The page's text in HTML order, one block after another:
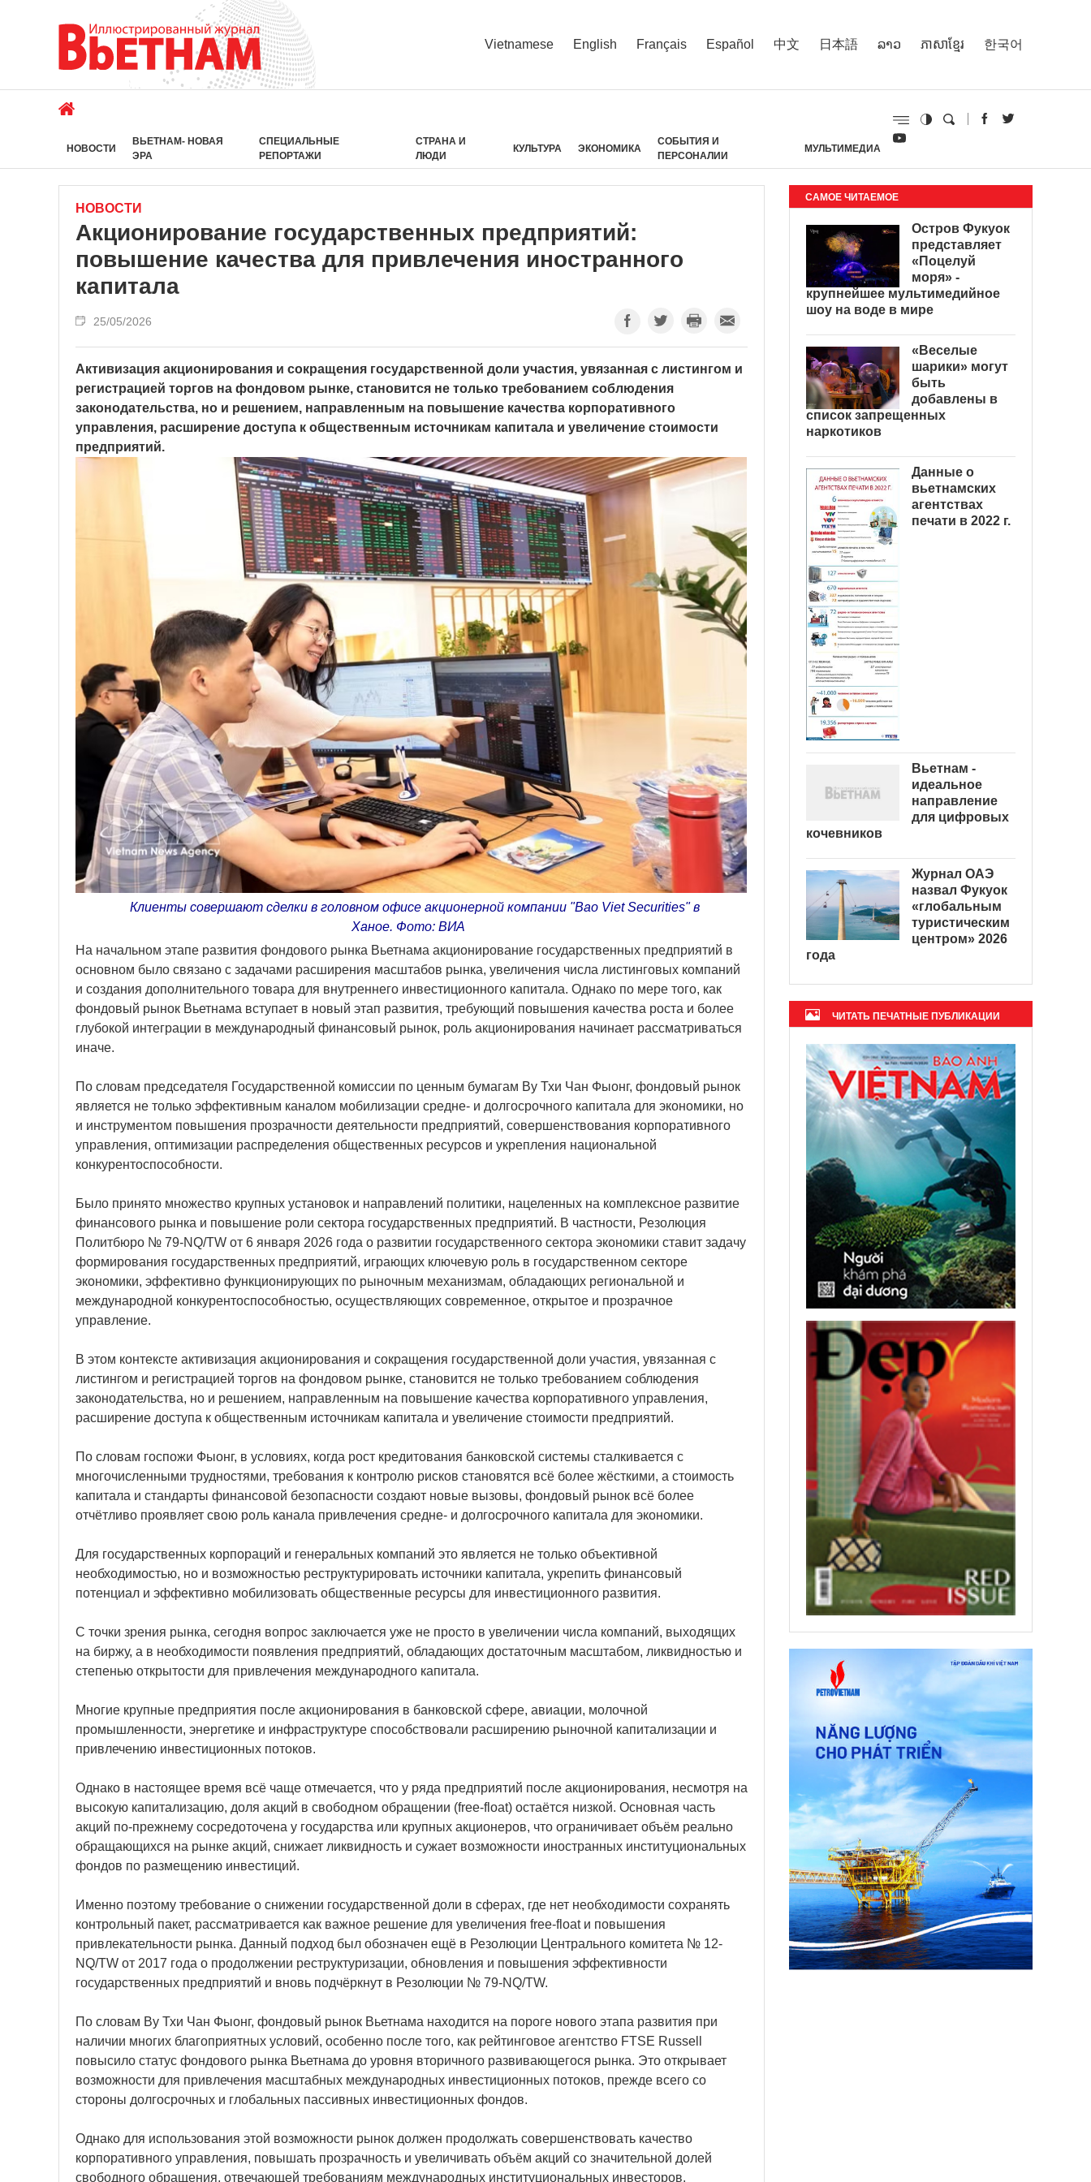
Vietnamese English Français Español 中文 日本語 ລາວ ភាសាខ្មែរ 한국어
НОВОСТИ
ВЬЕТНАМ- НОВАЯ
ЭРА
СПЕЦИАЛЬНЫЕ
РЕПОРТАЖИ
СТРАНА И
ЛЮДИ
КУЛЬТУРА ЭКОНОМИКА
СОБЫТИЯ И
ПЕРСОНАЛИИ
МУЛЬТИМЕДИА
НОВОСТИ
Акционирование государственных предприятий:
повышение качества для привлечения иностранного
капитала
25/05/2026
Активизация акционирования и сокращения государственной доли участия, увязанная с листингом и
регистрацией торгов на фондовом рынке, становится не только требованием соблюдения
законодательства, но и решением, направленным на повышение качества корпоративного
управления, расширение доступа к общественным источникам капитала и увеличение стоимости
предприятий.
Клиенты совершают сделки в головном офисе акционерной компании "Bao Viet Securities" в
Ханое. Фото: ВИА
На начальном этапе развития фондового рынка Вьетнама акционирование государственных предприятий в
основном было связано с задачами расширения масштабов рынка, увеличения числа листинговых компаний
и создания дополнительного товара для внутреннего инвестиционного капитала. Однако по мере того, как
фондовый рынок Вьетнама вступает в новый этап развития, требующий повышения качества роста и более
глубокой интеграции в международный финансовый рынок, роль акционирования начинает рассматриваться
иначе.
По словам председателя Государственной комиссии по ценным бумагам Ву Тхи Чан Фыонг, фондовый рынок
является не только эффективным каналом мобилизации средне- и долгосрочного капитала для экономики, но
и инструментом повышения прозрачности деятельности предприятий, совершенствования корпоративного
управления, оптимизации распределения общественных ресурсов и укрепления национальной
конкурентоспособности.
Было принято множество крупных установок и направлений политики, нацеленных на комплексное развитие
финансового рынка и повышение роли сектора государственных предприятий. В частности, Резолюция
Политбюро № 79-NQ/TW от 6 января 2026 года о развитии государственного сектора экономики ставит задачу
формирования государственных предприятий, играющих ключевую роль в государственном секторе
экономики, эффективно функционирующих по рыночным механизмам, обладающих региональной и
международной конкурентоспособностью, осуществляющих современное, открытое и прозрачное
управление.
В этом контексте активизация акционирования и сокращения государственной доли участия, увязанная с
листингом и регистрацией торгов на фондовом рынке, становится не только требованием соблюдения
законодательства, но и решением, направленным на повышение качества корпоративного управления,
расширение доступа к общественным источникам капитала и увеличение стоимости предприятий.
По словам госпожи Фыонг, в условиях, когда рост кредитования банковской системы сталкивается с
многочисленными трудностями, требования к контролю рисков становятся всё более жёсткими, а стоимость
капитала и стандарты финансовой безопасности создают новые вызовы, фондовый рынок всё более
отчётливо проявляет свою роль канала привлечения средне- и долгосрочного капитала для экономики.
Для государственных корпораций и генеральных компаний это является не только объективной
необходимостью, но и возможностью реструктурировать источники капитала, укрепить финансовый
потенциал и эффективно мобилизовать общественные ресурсы для инвестиционного развития.
С точки зрения рынка, сегодня вопрос заключается уже не просто в увеличении числа компаний, выходящих
на биржу, а в необходимости появления предприятий, обладающих достаточным масштабом, ликвидностью и
степенью открытости для привлечения международного капитала.
Многие крупные предприятия после акционирования в банковской сфере, авиации, молочной
промышленности, энергетике и инфраструктуре способствовали расширению рыночной капитализации и
привлечению инвестиционных потоков.
Однако в настоящее время всё чаще отмечается, что у ряда предприятий после акционирования, несмотря на
высокую капитализацию, доля акций в свободном обращении (free-float) остаётся низкой. Основная часть
акций по-прежнему сосредоточена у государства или крупных акционеров, что ограничивает объём реально
обращающихся на рынке акций, снижает ликвидность и сужает возможности иностранных институциональных
фондов по размещению инвестиций.
Именно поэтому требование о снижении государственной доли в сферах, где нет необходимости сохранять
контрольный пакет, рассматривается как важное решение для увеличения free-float и повышения
привлекательности рынка. Данный подход был обозначен ещё в Резолюции Центрального комитета № 12-
NQ/TW от 2017 года о продолжении реструктуризации, обновления и повышения эффективности
государственных предприятий и вновь подчёркнут в Резолюции № 79-NQ/TW.
По словам Ву Тхи Чан Фыонг, фондовый рынок Вьетнама находится на пороге нового этапа развития при
наличии многих благоприятных условий, особенно после того, как рейтинговое агентство FTSE Russell
повысило статус фондового рынка Вьетнама до уровня вторичного развивающегося рынка. Это открывает
возможности для привлечения масштабных международных инвестиционных потоков, прежде всего со
стороны долгосрочных и глобальных пассивных инвестиционных фондов.
Однако для использования этой возможности рынок должен продолжать совершенствовать качество
корпоративного управления, повышать прозрачность и увеличивать объём акций со значительной долей
свободного обращения, отвечающей требованиям международных институциональных инвесторов.
САМОЕ ЧИТАЕМОЕ
Остров Фукуок
представляет
«Поцелуй
моря» -
крупнейшее мультимедийное
шоу на воде в мире
«Веселые
шарики» могут
быть
добавлены в
список запрещенных
наркотиков
Данные о
вьетнамских
агентствах
печати в 2022 г.
Вьетнам -
идеальное
направление
для цифровых
кочевников
Журнал ОАЭ
назвал Фукуок
«глобальным
туристическим
центром» 2026
года
ЧИТАТЬ ПЕЧАТНЫЕ ПУБЛИКАЦИИ